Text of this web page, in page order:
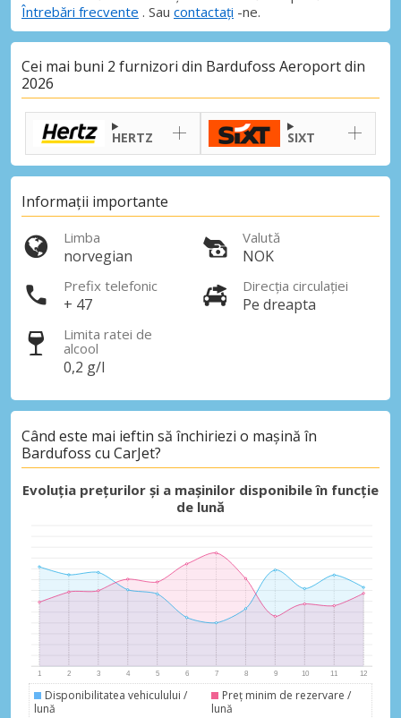
Întrebări frecvente . Sau contactați -ne.
Cei mai buni 2 furnizori din Bardufoss Aeroport din
2026
HERTZ SIXT
Informații importante
Limba
norvegian
Valută
NOK
Prefix telefonic
+ 47
Direcția circulației
Pe dreapta
Limita ratei de
alcool
0,2 g/l
Când este mai ieftin să închiriezi o mașină în
Bardufoss cu CarJet?
Evoluția prețurilor și a mașinilor disponibile în funcție
de lună
Disponibilitatea vehiculului /
lună
Preț minim de rezervare /
lună
Economii de top
furnizorilor noștri
Autentificare cu eLink